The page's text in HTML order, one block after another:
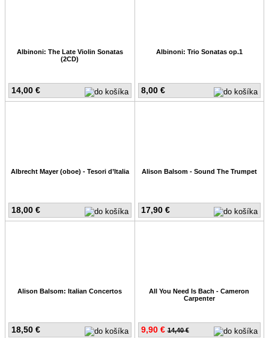
14,00 €
Albinoni: The Late Violin Sonatas
(2CD)
8,00 €
Albinoni: Trio Sonatas op.1
18,00 €
Albrecht Mayer (oboe) - Tesori d’Italia
17,90 €
Alison Balsom - Sound The Trumpet
18,50 €
Alison Balsom: Italian Concertos
9,90 € 14,40 €
All You Need Is Bach - Cameron
Carpenter